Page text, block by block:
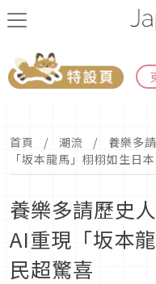
首頁 潮流
養樂多
「坂本龍馬」栩栩如生日
養樂多請歷史
AI重現「坂本
民超驚喜